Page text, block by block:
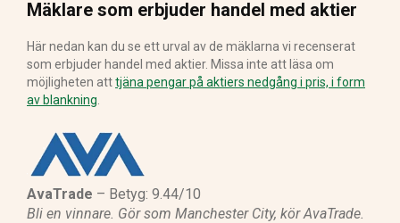
Mäklare som erbjuder handel med aktier
Här nedan kan du se ett urval av de mäklarna vi recenserat
som erbjuder handel med aktier. Missa inte att läsa om
möjligheten atttjäna pengar på aktiers nedgång i pris, i form
av blankning
AvaTrade – Betyg: 9.44/10
Bli en vinnare. Gör som Manchester City, kör AvaTrade.